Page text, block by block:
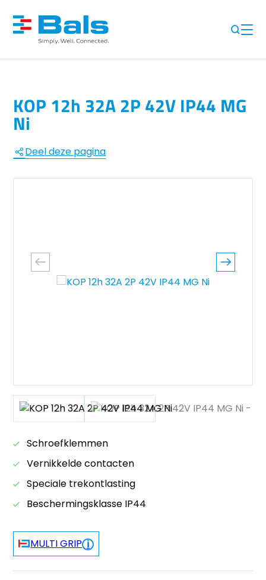
KOP 12h 32A 2P 42V IP44 MG
Ni
Deel deze pagina
Schroefklemmen
Vernikkelde contacten
Speciale trekontlasting
Beschermingsklasse IP44
MULTI GRIP